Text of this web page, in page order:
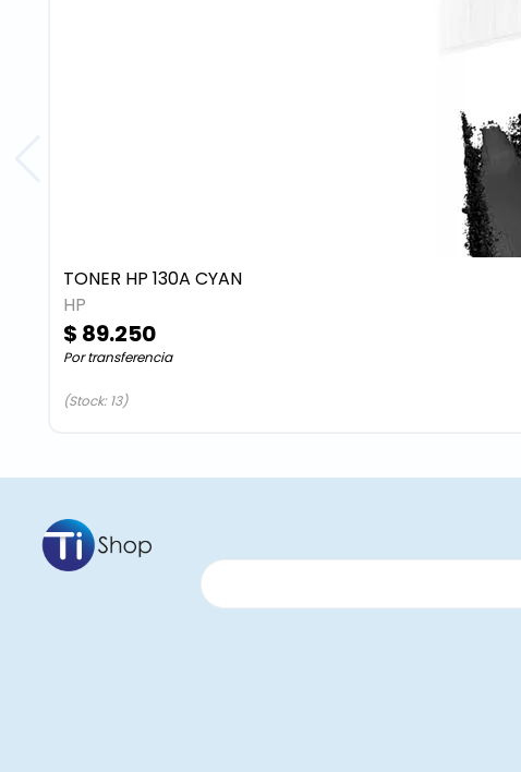
TONER HP 130A CYAN
HP
$ 89.250
Por transferencia
(Stock: 13)